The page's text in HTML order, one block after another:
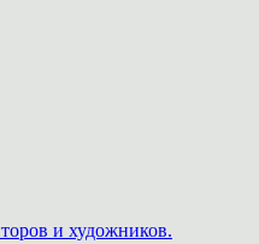
и художников.